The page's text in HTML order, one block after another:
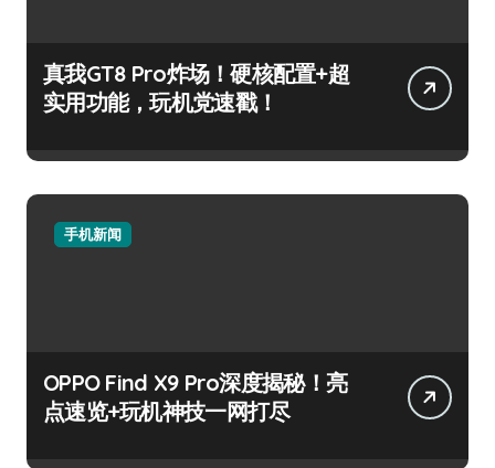
真我GT8 Pro炸场！硬核配置+超
实用功能，玩机党速戳！
手机新闻
OPPO Find X9 Pro深度揭秘！亮
点速览+玩机神技一网打尽